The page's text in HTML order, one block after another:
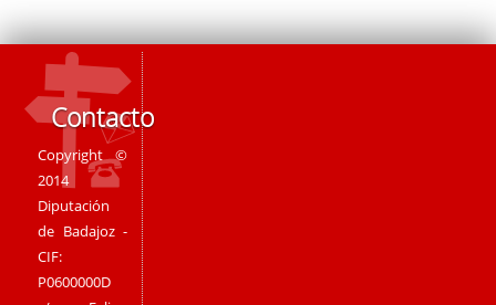
Contacto
Copyright ©
2014
Diputación
de Badajoz -
CIF:
P0600000D